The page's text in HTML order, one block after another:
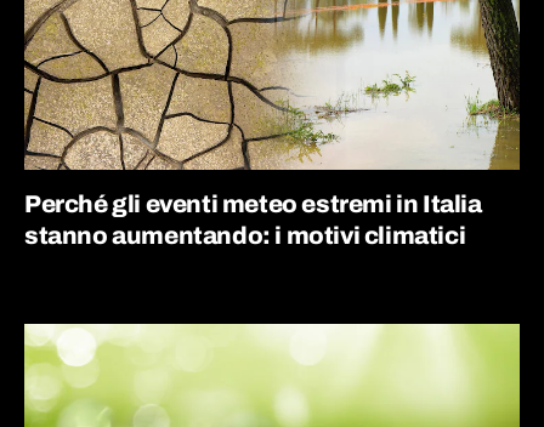
Perché gli eventi meteo estremi in Italia
stanno aumentando: i motivi climatici